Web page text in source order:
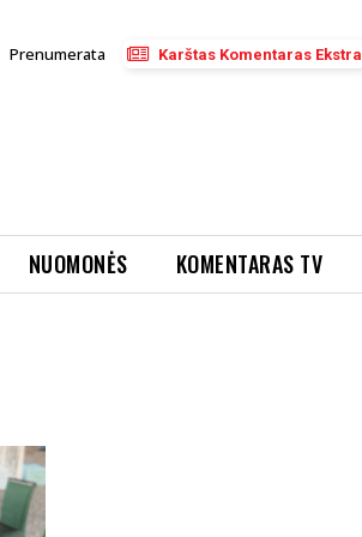
Prenumerata Karštas Komentaras Ekstra
NUOMONĖS KOMENTARAS TV